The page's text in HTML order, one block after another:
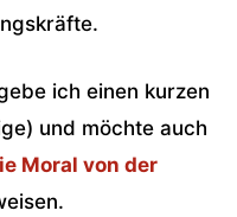
ich einen kurzen
und möchte auch
Moral von der